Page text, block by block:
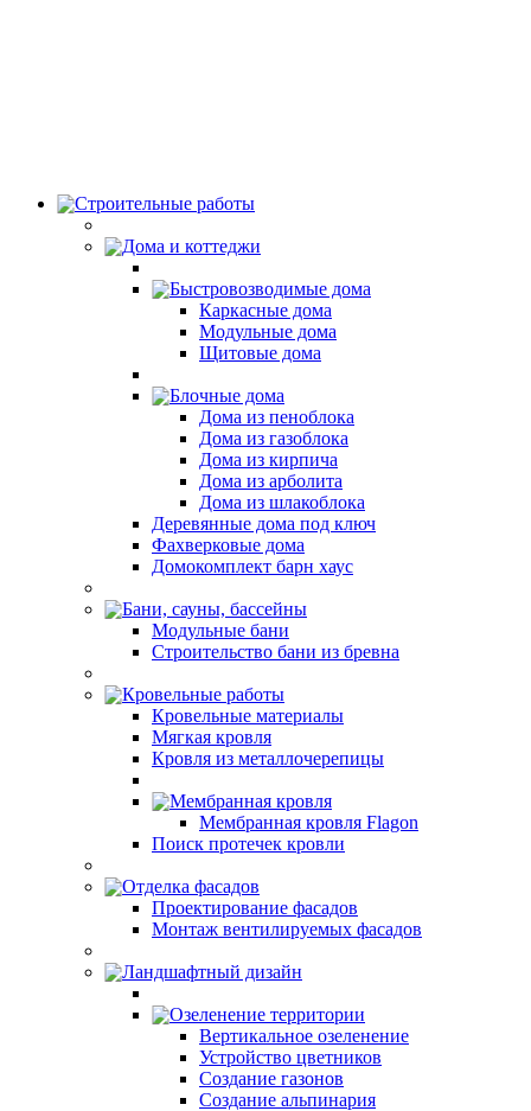
Строительные работы
Дома и коттеджи
Быстровозводимые дома
Каркасные дома
Модульные дома
Щитовые дома
Блочные дома
Дома из пеноблока
Дома из газоблока
Дома из кирпича
Дома из арболита
Дома из шлакоблока
Деревянные дома под ключ
Фахверковые дома
Домокомплект барн хаус
Бани, сауны, бассейны
Модульные бани
Строительство бани из бревна
Кровельные работы
Кровельные материалы
Мягкая кровля
Кровля из металлочерепицы
Мембранная кровля
Мембранная кровля Flagon
Поиск протечек кровли
Отделка фасадов
Проектирование фасадов
Монтаж вентилируемых фасадов
Ландшафтный дизайн
Озеленение территории
Вертикальное озеленение
Устройство цветников
Создание газонов
Создание альпинария